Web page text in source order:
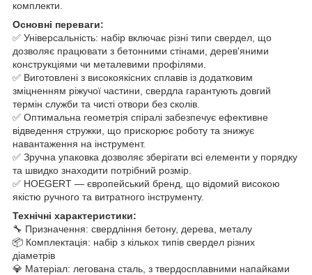
комплекти.
Основні переваги:
✅ Універсальність: набір включає різні типи свердел, що
дозволяє працювати з бетонними стінами, дерев'яними
конструкціями чи металевими профілями.
✅ Виготовлені з високоякісних сплавів із додатковим
зміцненням ріжучої частини, свердла гарантують довгий
термін служби та чисті отвори без сколів.
✅ Оптимальна геометрія спіралі забезпечує ефективне
відведення стружки, що прискорює роботу та знижує
навантаження на інструмент.
✅ Зручна упаковка дозволяє зберігати всі елементи у порядку
та швидко знаходити потрібний розмір.
✅ HOEGERT — європейський бренд, що відомий високою
якістю ручного та витратного інструменту.
Технічні характеристики:
🔧 Призначення: свердління бетону, дерева, металу
📦 Комплектація: набір з кількох типів свердел різних
діаметрів
💎 Матеріал: легована сталь, з твердосплавними напайками